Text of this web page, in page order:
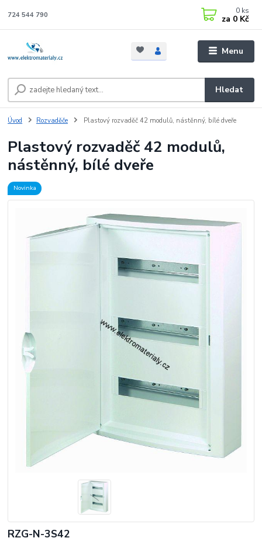
Menu
Hledat
724 544 790 0 ks
za 0 Kč
Úvod Rozvaděče Plastový rozvaděč 42 modulů, nástěnný, bílé dveře
Plastový rozvaděč 42 modulů,
nástěnný, bílé dveře
Novinka
RZG-N-3S42